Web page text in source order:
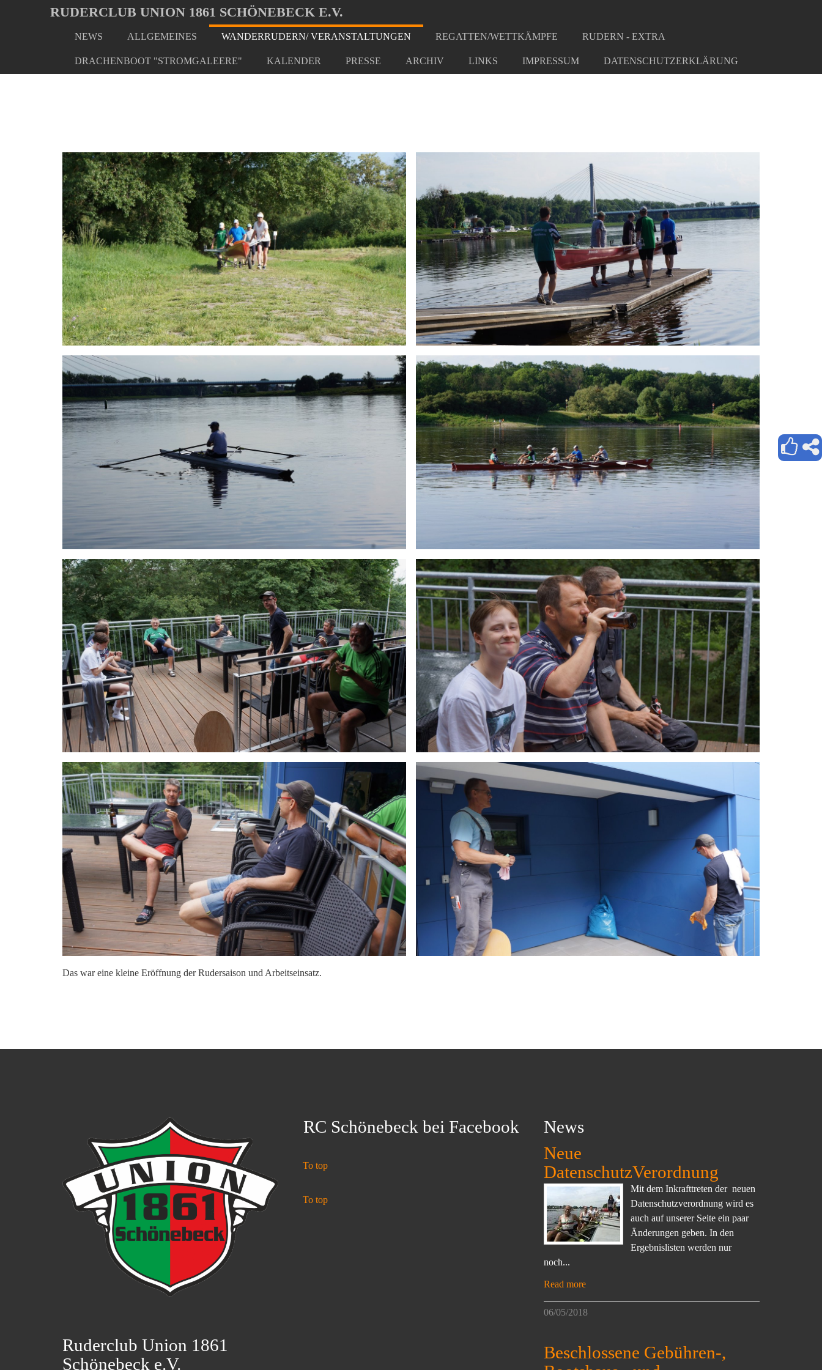
Oops, an error occurred! Code: 20260805152830f62fedba
main
RUDERCLUB UNION 1861 SCHÖNEBECK E.V.
NEWS ALLGEMEINES WANDERRUDERN/ VERANSTALTUNGEN REGATTEN/WETTKÄMPFE RUDERN - EXTRA
DRACHENBOOT "STROMGALEERE" KALENDER PRESSE ARCHIV LINKS IMPRESSUM DATENSCHUTZERKLÄRUNG
here:
Das war eine kleine Eröffnung der Rudersaison und Arbeitseinsatz.
Ruderclub Union 1861
Schönebeck e.V.
RC Schönebeck bei Facebook
To top
To top
News
Neue
DatenschutzVerordnung
Mit dem Inkrafttreten der neuen
Datenschutzverordnung wird es
auch auf unserer Seite ein paar
Änderungen geben. In den
Ergebnislisten werden nur
noch...
Read more
06/05/2018
Beschlossene Gebühren-,